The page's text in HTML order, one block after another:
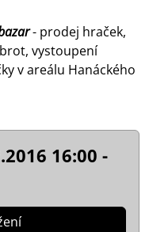
- prodej hraček,
vystoupení
v areálu Hanáckého
16:00 -